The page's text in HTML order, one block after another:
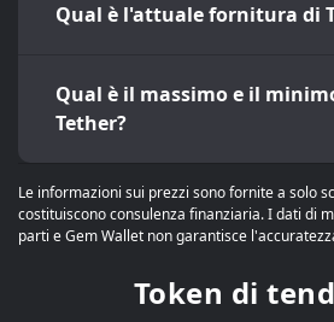
Qual è l'attuale fornitura di
Qual è il massimo e il
Tether?
Le informazioni sui prezzi sono fornite a solo
costituiscono consulenza finanziaria. I dati di
parti e Gem Wallet non garantisce
Token di